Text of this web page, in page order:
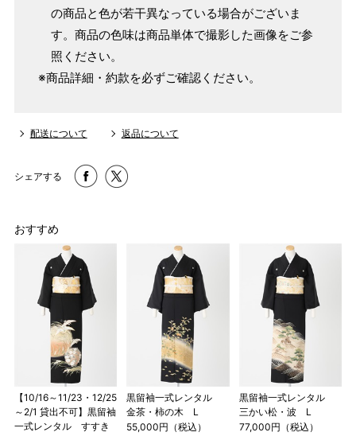
の商品と色が若干異なっている場合がございま
す。商品の色味は商品単体で撮影した画像をご参
照ください。
※商品詳細・約款を必ずご確認ください。
配送について 返品について
シェアする
おすすめ
【10/16～11/23・12/25
～2/1 貸出不可】黒留袖
一式レンタル すすき
黒留袖一式レンタル
金茶・柿の木 L
55,000円（税込）
黒留袖一式レンタル
三かい松・波 L
77,000円（税込）